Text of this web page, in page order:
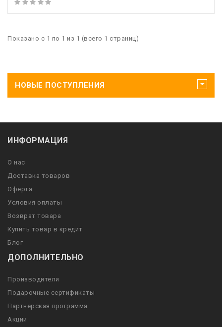
Показано с 1 по 1 из 1 (всего 1 страниц)
НОВЫЕ ПОСТУПЛЕНИЯ
ИНФОРМАЦИЯ
О нас
Доставка товаров
Оферта
Условия оплаты
Возврат товара
Купить товар в кредит
Блог
ДОПОЛНИТЕЛЬНО
Производители
Подарочные сертификаты
Партнерская программа
Акции